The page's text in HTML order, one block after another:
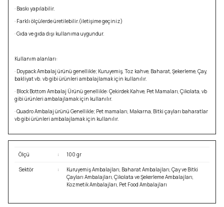
· Baskı yapılabilir.
· Farklı ölçülerde üretilebilir.(iletişime geçiniz)
· Gıda ve gıda dışı kullanıma uygundur.
Kullanım alanları:
· Doypack Ambalaj ürünü genellikle; Kuruyemiş, Toz kahve, Baharat, Şekerleme, Çay,
bakliyat vb. vb gibi ürünleri ambalajlamak için kullanılır.
· Block Bottom Ambalaj Ürünü genellikle: Çekirdek Kahve, Pet Mamaları, Çikolata, vb
gibi ürünleri ambalajlamak için kullanılır.
· Quadro Ambalaj ürünü Genellikle; Pet mamaları, Makarna, Bitki çayları baharatlar
vb gibi ürünleri ambalajlamak için kullanılır.
Ölçü : 100 gr
Sektör :
Kuruyemiş Ambalajları, Baharat Ambalajları, Çay ve Bitki
Çayları Ambalajları, Çikolata ve Şekerleme Ambalajları,
Kozmetik Ambalajları, Pet Food Ambalajları